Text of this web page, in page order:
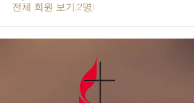
전체 회원 보기(2명)